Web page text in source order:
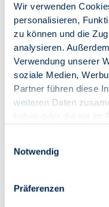
Wir verwenden
personalisieren,
zu können und die
analysieren.
Verwendung unserer
soziale Medien,
Partner führen diese
weiteren Daten
haben oder die sie im
Notwendig
Präferenzen
Online-
verwalterlosen
Vorbereitung
##Inhalte Ist die
an sich schon ein
Übernahme einer
ein Angebot abgibt,
vertraglichen
/veranstaltung/